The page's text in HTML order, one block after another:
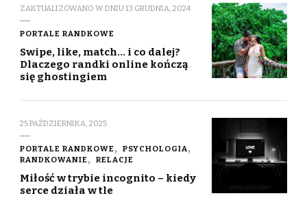
ZAKTUALIZOWANO W DNIU13 GRUDNIA, 2024
PORTALE RANDKOWE
Swipe, like, match… i co dalej?
Dlaczego randki online kończą
się ghostingiem
25 PAŹDZIERNIKA, 2025
PORTALE RANDKOWE
PSYCHOLOGIA
RANDKOWANIE
RELACJE
Miłość w trybie incognito – kiedy
serce działa w tle